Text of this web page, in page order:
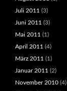
Juli 2011 (3)
Juni 2011 (3)
Mai 2011 (1)
April 2011 (4)
März 2011 (1)
Januar 2011 (2)
November 2010 (4)